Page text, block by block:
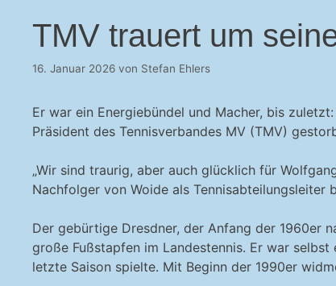
TMV trauert um
16. Januar 2026 von Stefan Ehlers
Er war ein Energiebündel und Macher, bis
Präsident des Tennisverbandes MV (TMV)
„Wir sind traurig, aber auch glücklich für
Nachfolger von Woide als Tennisabteilungsleiter
Der gebürtige Dresdner, der Anfang der 1960er
große Fußstapfen im Landestennis. Er war
letzte Saison spielte. Mit Beginn der 1990er